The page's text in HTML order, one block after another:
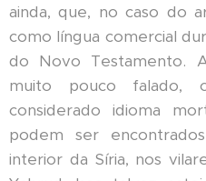
ainda, que, no caso do
como língua comercial
do Novo Testamento.
muito pouco falado,
considerado idioma
podem ser
interior da Síria, nos